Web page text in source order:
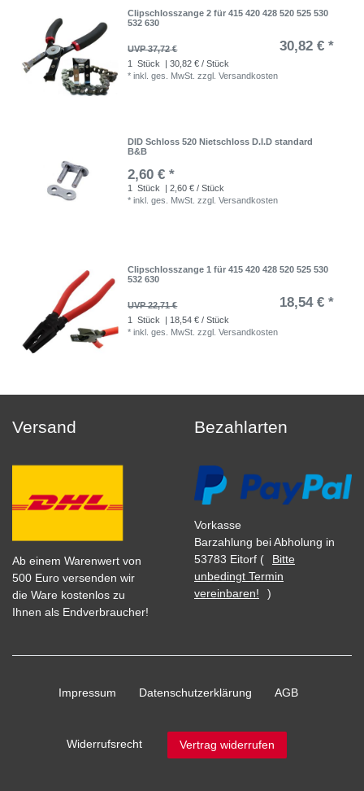
Clipschlosszange 2 für 415 420 428 520 525 530
532 630
UVP 37,72 € 30,82 € *
1 Stück
| 30,82 € / Stück
*inkl. ges. MwSt. zzgl.Versandkosten
DID Schloss 520 Nietschloss D.I.D standard
B&B
2,60 € *
1 Stück
| 2,60 € / Stück
*inkl. ges. MwSt. zzgl.Versandkosten
Clipschlosszange 1 für 415 420 428 520 525 530
532 630
UVP 22,71 € 18,54 € *
1 Stück
| 18,54 € / Stück
*inkl. ges. MwSt. zzgl.Versandkosten
Versand
Ab einem Warenwert von
500 Euro versenden wir
die Ware kostenlos zu
Ihnen als Endverbraucher!
Bezahlarten
Vorkasse
Barzahlung bei Abholung in
53783 Eitorf (
Bitte
unbedingt Termin
vereinbaren!
)
Impressum Daten­schutz­erklärung AGB
Widerrufs­recht Vertrag widerrufen